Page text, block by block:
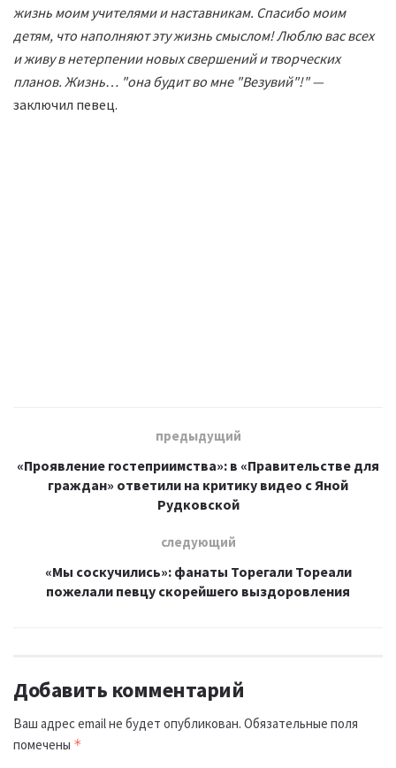
жизнь моим учителями и наставникам. Спасибо моим
детям, что наполняют эту жизнь смыслом! Люблю вас всех
и живу в нетерпении новых свершений и творческих
планов. Жизнь… "она будит во мне "Везувий"!" —
заключил певец.
предыдущий
«Проявление гостеприимства»: в «Правительстве для
граждан» ответили на критику видео с Яной
Рудковской
следующий
«Мы соскучились»: фанаты Торегали Тореали
пожелали певцу скорейшего выздоровления
Добавить комментарий
Ваш адрес email не будет опубликован. Обязательные поля
помечены *